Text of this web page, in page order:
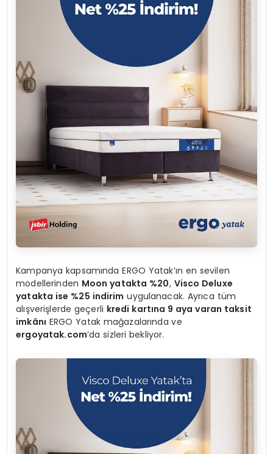
Kampanya kapsamında ERGO Yatak’ın en sevilen
modellerinden Moon yatakta %20, Visco Deluxe
yatakta ise %25 indirim uygulanacak. Ayrıca tüm
alışverişlerde geçerli kredi kartına 9 aya varan taksit
imkânı ERGO Yatak mağazalarında ve
ergoyatak.com’da sizleri bekliyor.